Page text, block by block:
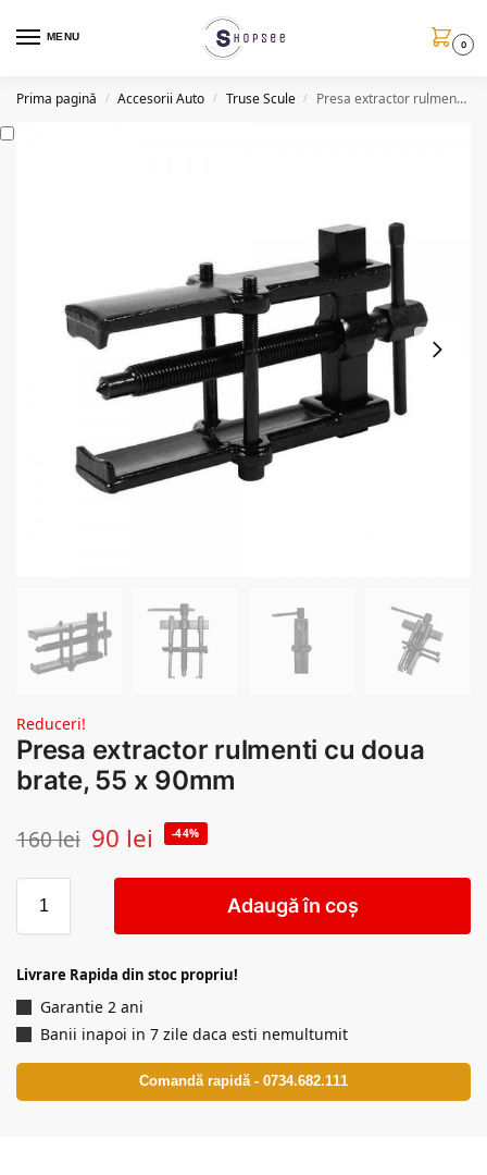
MENU
0
Prima pagină / Accesorii Auto / Truse Scule / Presa extractor rulmenti cu doua brate, 55 x 90mm
Reduceri!
Presa extractor rulmenti cu doua
brate, 55 x 90mm
160lei 90 lei -44%
Adaugă în coș
Livrare Rapida din stoc propriu!
Garantie 2 ani
Banii inapoi in 7 zile daca esti nemultumit
Comandă rapidă - 0734.682.111